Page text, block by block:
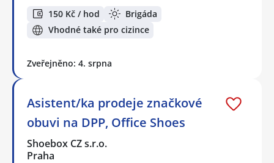
150 Kč / hod
Brigáda
Vhodné také pro cizince
Zveřejněno: 4. srpna
Asistent/ka prodeje značkové
obuvi na DPP, Office Shoes
Shoebox CZ s.r.o.
Praha